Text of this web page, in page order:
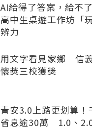
AI給得了答案，給不
高中生桌遊工作坊「
辨力
用文字看見家鄉 信
懷獎三校獲獎
青安3.0上路更划算！
省息逾30萬 1.0、